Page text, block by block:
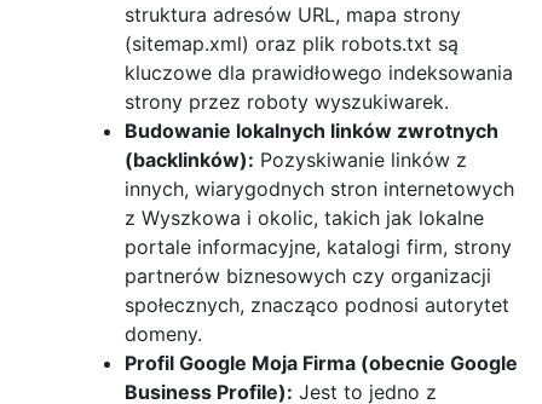
struktura adresów URL, mapa strony
(sitemap.xml) oraz plik robots.txt są
kluczowe dla prawidłowego indeksowania
strony przez roboty wyszukiwarek.
Budowanie lokalnych linków zwrotnych
(backlinków): Pozyskiwanie linków z
innych, wiarygodnych stron internetowych
z Wyszkowa i okolic, takich jak lokalne
portale informacyjne, katalogi firm, strony
partnerów biznesowych czy organizacji
społecznych, znacząco podnosi autorytet
domeny.
Profil Google Moja Firma (obecnie Google
Business Profile): Jest to jedno z